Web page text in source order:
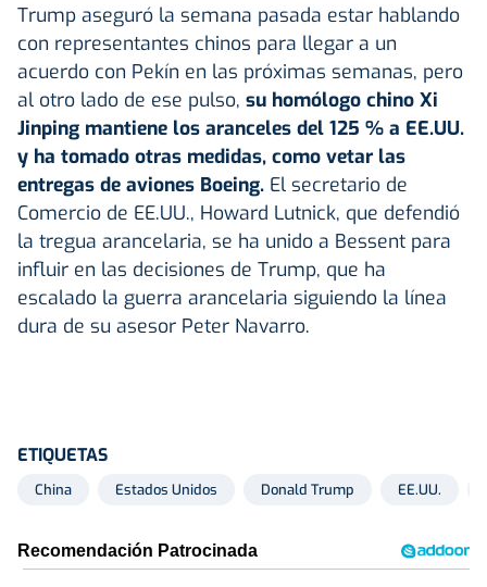
Trump aseguró la semana pasada estar hablando
con representantes chinos para llegar a un
acuerdo con Pekín en las próximas semanas, pero
al otro lado de ese pulso, su homólogo chino Xi
Jinping mantiene los aranceles del 125 % a EE.UU.
y ha tomado otras medidas, como vetar las
entregas de aviones Boeing. El secretario de
Comercio de EE.UU., Howard Lutnick, que defendió
la tregua arancelaria, se ha unido a Bessent para
influir en las decisiones de Trump, que ha
escalado la guerra arancelaria siguiendo la línea
dura de su asesor Peter Navarro.
ETIQUETAS
China Estados Unidos Donald Trump EE.UU.